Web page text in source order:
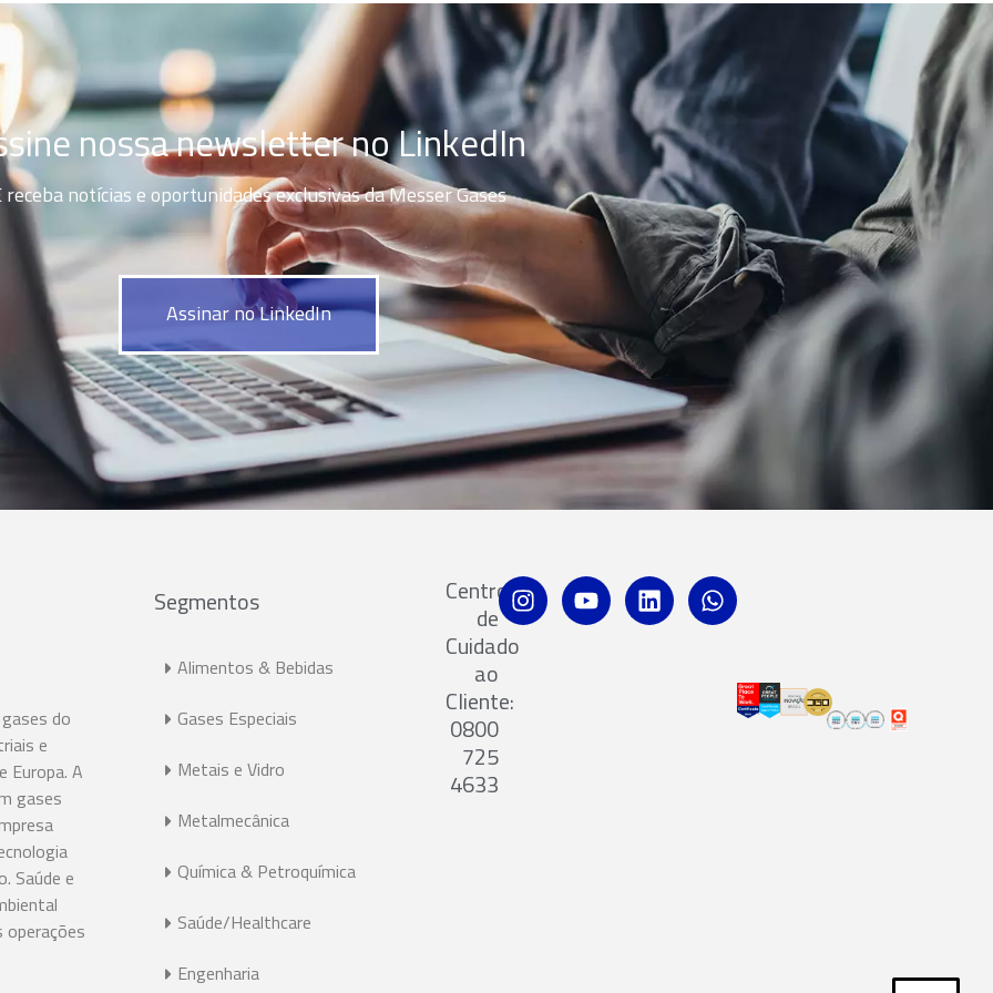
nossa newsletter no LinkedIn
receba notícias e oportunidades exclusivas da Messer Gases
Assinar no LinkedIn
do
e
Europa. A
gases
Saúde e
Segmentos
Alimentos & Bebidas
Gases Especiais
Metais e Vidro
Metalmecânica
Química & Petroquímica
Saúde/Healthcare
Engenharia
Centro
de
Cuidado
ao
Cliente:
0800
725
4633